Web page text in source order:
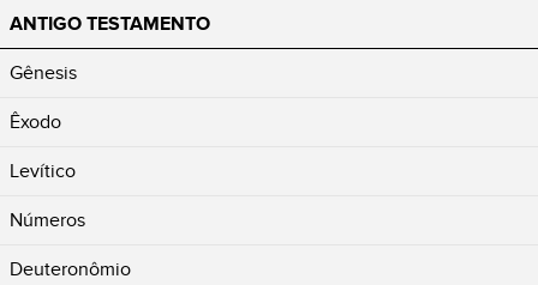
ANTIGO TESTAMENTO
Gênesis
Êxodo
Levítico
Números
Deuteronômio